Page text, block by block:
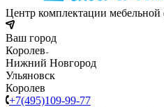
Центр комплектации
Ваш город
Королев
Нижний Новгород
Ульяновск
Королев
+7(495)109-99-77